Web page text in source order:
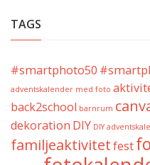
TAGS
#smartphoto50
adventskalender med foto
back2school barnrum
dekoration DIY DIY
familjeaktivitetfest